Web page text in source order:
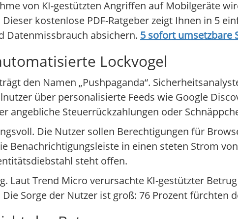
von KI-gestützten Angriffen auf Mobilgeräte
kostenlose PDF-Ratgeber zeigt Ihnen in 5
Datenmissbrauch absichern. 5 sofort umsetzbare
Lockvogel
den Namen „Pushpaganda“.
über personalisierte Feeds wie Google
angebliche Steuerrückzahlungen oder
Die Nutzer sollen Berechtigungen für
Benachrichtigungsleiste in einen steten Strom
steht offen.
Laut Trend Micro verursachte KI-gestützter
Sorge der Nutzer ist groß: 76 Prozent fürchten